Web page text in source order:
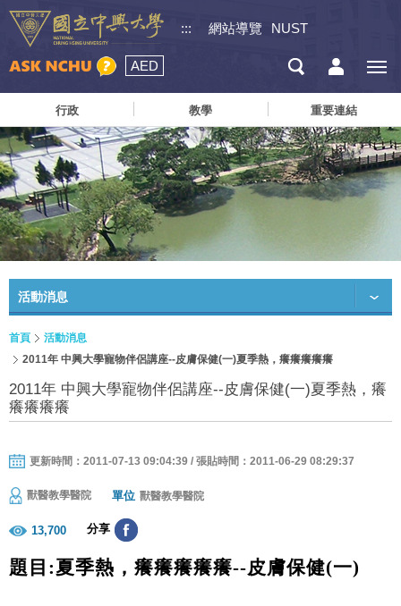
::: 網站導覽 NUST
AED
行政 教學 重要連結
活動消息
首頁
活動消息
2011年 中興大學寵物伴侶講座--皮膚保健(一)夏季熱，癢癢癢癢癢
2011年 中興大學寵物伴侶講座--皮膚保健(一)夏季熱，癢
癢癢癢癢
更新時間：2011-07-13 09:04:39 / 張貼時間：2011-06-29 08:29:37
獸醫教學醫院 單位 獸醫教學醫院
13,700 分享
題目:夏季熱，癢癢癢癢癢--皮膚保健(一)